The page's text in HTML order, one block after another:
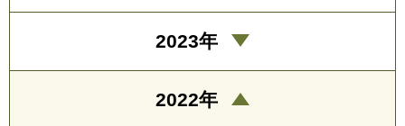
2023年
2022年